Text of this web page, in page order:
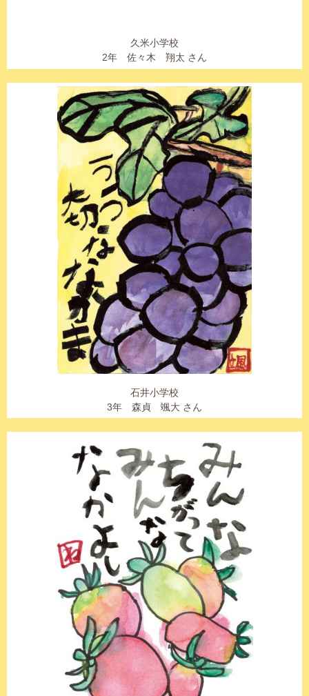
久米小学校
2年 佐々木 翔太 さん
石井小学校
3年 森貞 颯大 さん